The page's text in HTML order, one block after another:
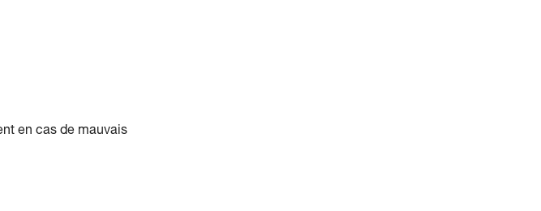
en cas de mauvais